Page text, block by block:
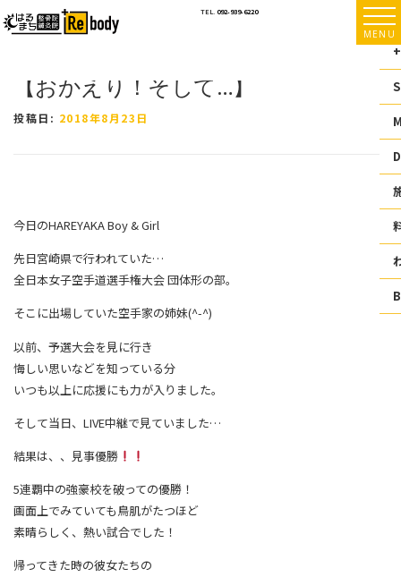
ン
TEL. 092-939-6220
MENU
【おかえり！そして…】
投稿日: 2018年8月23日
今日のHAREYAKA Boy & Girl
先日宮崎県で行われていた…
全日本女子空手道選手権大会 団体形の部。
そこに出場していた空手家の姉妹(^-^)
以前、予選大会を見に行き
悔しい思いなどを知っている分
いつも以上に応援にも力が入りました。
そして当日、LIVE中継で見ていました…
結果は、、見事優勝
5連覇中の強豪校を破っての優勝！
画面上でみていても鳥肌がたつほど
素晴らしく、熱い試合でした！
帰ってきた時の彼女たちの